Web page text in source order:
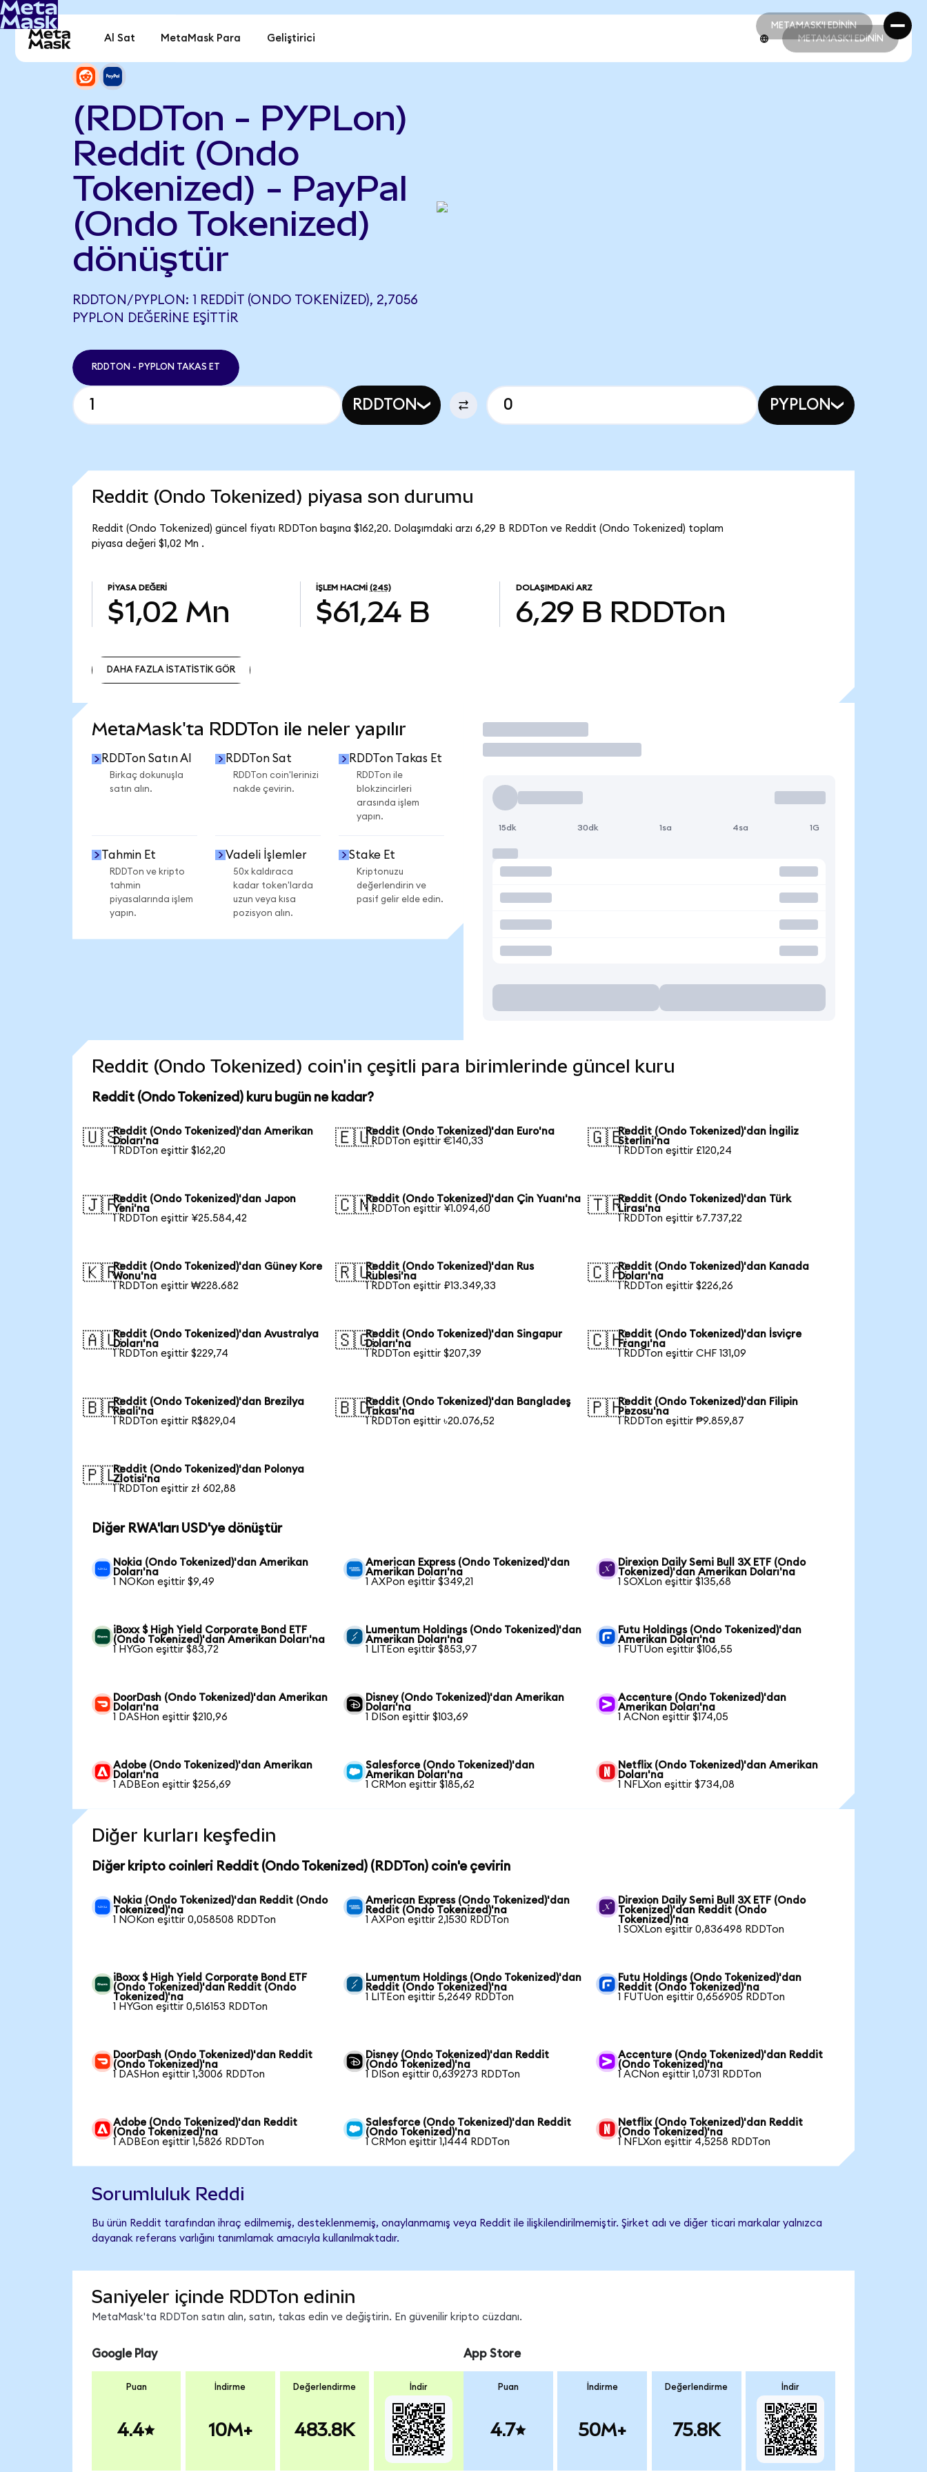
METAMASK'I EDİNİN
METAMASK'I EDİNİN
Al Sat MetaMask Para Geliştirici METAMASK'I EDİNİN
(RDDTon - PYPLon)
Reddit (Ondo
Tokenized) - PayPal
(Ondo Tokenized)
dönüştür
RDDTON/PYPLON: 1 REDDIT (ONDO TOKENIZED), 2,7056
PYPLON DEĞERINE EŞITTIR
RDDTON - PYPLON TAKAS ET
RDDTON PYPLON
Reddit (Ondo Tokenized) piyasa son durumu
Reddit (Ondo Tokenized) güncel fiyatı RDDTon başına $162,20. Dolaşımdaki arzı 6,29 B RDDTon ve Reddit (Ondo Tokenized) toplam
piyasa değeri $1,02 Mn .
PIYASA DEĞERI
$1,02 Mn
İŞLEM HACMI (24S)
$61,24 B
DOLAŞIMDAKI ARZ
6,29 B RDDTon
DAHA FAZLA İSTATİSTİK GÖR
MetaMask'ta RDDTon ile neler yapılır
RDDTon Satın Al
Birkaç dokunuşla
satın alın.
RDDTon Sat
RDDTon coin'lerinizi
nakde çevirin.
RDDTon Takas Et
RDDTon ile
blokzincirleri
arasında işlem
yapın.
Tahmin Et
RDDTon ve kripto
tahmin
piyasalarında işlem
yapın.
Vadeli İşlemler
50x kaldıraca
kadar token'larda
uzun veya kısa
pozisyon alın.
Stake Et
Kriptonuzu
değerlendirin ve
pasif gelir elde edin.
İşlem Yap
15dk 30dk 1sa 4sa 1G
Reddit (Ondo Tokenized) coin'in çeşitli para birimlerinde güncel kuru
Reddit (Ondo Tokenized) kuru bugün ne kadar?
🇺🇸Reddit (Ondo Tokenized)'dan Amerikan
Doları'na
1 RDDTon eşittir $162,20
🇪🇺Reddit (Ondo Tokenized)'dan Euro'na
1 RDDTon eşittir €140,33
🇬🇧Reddit (Ondo Tokenized)'dan İngiliz
Sterlini'na
1 RDDTon eşittir £120,24
🇯🇵Reddit (Ondo Tokenized)'dan Japon
Yeni'na
1 RDDTon eşittir ¥25.584,42
🇨🇳Reddit (Ondo Tokenized)'dan Çin Yuanı'na
1 RDDTon eşittir ¥1.094,60
🇹🇷Reddit (Ondo Tokenized)'dan Türk
Lirası'na
1 RDDTon eşittir ₺7.737,22
🇰🇷Reddit (Ondo Tokenized)'dan Güney Kore
Wonu'na
1 RDDTon eşittir ₩228.682
🇷🇺Reddit (Ondo Tokenized)'dan Rus
Rublesi'na
1 RDDTon eşittir ₽13.349,33
🇨🇦Reddit (Ondo Tokenized)'dan Kanada
Doları'na
1 RDDTon eşittir $226,26
🇦🇺Reddit (Ondo Tokenized)'dan Avustralya
Doları'na
1 RDDTon eşittir $229,74
🇸🇬Reddit (Ondo Tokenized)'dan Singapur
Doları'na
1 RDDTon eşittir $207,39
🇨🇭Reddit (Ondo Tokenized)'dan İsviçre
Frangı'na
1 RDDTon eşittir CHF 131,09
🇧🇷Reddit (Ondo Tokenized)'dan Brezilya
Reali'na
1 RDDTon eşittir R$829,04
🇧🇩Reddit (Ondo Tokenized)'dan Bangladeş
Takası'na
1 RDDTon eşittir ৳20.076,52
🇵🇭Reddit (Ondo Tokenized)'dan Filipin
Pezosu'na
1 RDDTon eşittir ₱9.859,87
🇵🇱Reddit (Ondo Tokenized)'dan Polonya
Zlotisi'na
1 RDDTon eşittir zł 602,88
Diğer RWA'ları USD'ye dönüştür
Nokia (Ondo Tokenized)'dan Amerikan
Doları'na
1 NOKon eşittir $9,49
American Express (Ondo Tokenized)'dan
Amerikan Doları'na
1 AXPon eşittir $349,21
Direxion Daily Semi Bull 3X ETF (Ondo
Tokenized)'dan Amerikan Doları'na
1 SOXLon eşittir $135,68
iBoxx $ High Yield Corporate Bond ETF
(Ondo Tokenized)'dan Amerikan Doları'na
1 HYGon eşittir $83,72
Lumentum Holdings (Ondo Tokenized)'dan
Amerikan Doları'na
1 LITEon eşittir $853,97
Futu Holdings (Ondo Tokenized)'dan
Amerikan Doları'na
1 FUTUon eşittir $106,55
DoorDash (Ondo Tokenized)'dan Amerikan
Doları'na
1 DASHon eşittir $210,96
Disney (Ondo Tokenized)'dan Amerikan
Doları'na
1 DISon eşittir $103,69
Accenture (Ondo Tokenized)'dan
Amerikan Doları'na
1 ACNon eşittir $174,05
Adobe (Ondo Tokenized)'dan Amerikan
Doları'na
1 ADBEon eşittir $256,69
Salesforce (Ondo Tokenized)'dan
Amerikan Doları'na
1 CRMon eşittir $185,62
Netflix (Ondo Tokenized)'dan Amerikan
Doları'na
1 NFLXon eşittir $734,08
Diğer kurları keşfedin
Diğer kripto coinleri Reddit (Ondo Tokenized) (RDDTon) coin'e çevirin
Nokia (Ondo Tokenized)'dan Reddit (Ondo
Tokenized)'na
1 NOKon eşittir 0,058508 RDDTon
American Express (Ondo Tokenized)'dan
Reddit (Ondo Tokenized)'na
1 AXPon eşittir 2,1530 RDDTon
Direxion Daily Semi Bull 3X ETF (Ondo
Tokenized)'dan Reddit (Ondo
Tokenized)'na
1 SOXLon eşittir 0,836498 RDDTon
iBoxx $ High Yield Corporate Bond ETF
(Ondo Tokenized)'dan Reddit (Ondo
Tokenized)'na
1 HYGon eşittir 0,516153 RDDTon
Lumentum Holdings (Ondo Tokenized)'dan
Reddit (Ondo Tokenized)'na
1 LITEon eşittir 5,2649 RDDTon
Futu Holdings (Ondo Tokenized)'dan
Reddit (Ondo Tokenized)'na
1 FUTUon eşittir 0,656905 RDDTon
DoorDash (Ondo Tokenized)'dan Reddit
(Ondo Tokenized)'na
1 DASHon eşittir 1,3006 RDDTon
Disney (Ondo Tokenized)'dan Reddit
(Ondo Tokenized)'na
1 DISon eşittir 0,639273 RDDTon
Accenture (Ondo Tokenized)'dan Reddit
(Ondo Tokenized)'na
1 ACNon eşittir 1,0731 RDDTon
Adobe (Ondo Tokenized)'dan Reddit
(Ondo Tokenized)'na
1 ADBEon eşittir 1,5826 RDDTon
Salesforce (Ondo Tokenized)'dan Reddit
(Ondo Tokenized)'na
1 CRMon eşittir 1,1444 RDDTon
Netflix (Ondo Tokenized)'dan Reddit
(Ondo Tokenized)'na
1 NFLXon eşittir 4,5258 RDDTon
Sorumluluk Reddi
Bu ürün Reddit tarafından ihraç edilmemiş, desteklenmemiş, onaylanmamış veya Reddit ile ilişkilendirilmemiştir. Şirket adı ve diğer ticari markalar yalnızca
dayanak referans varlığını tanımlamak amacıyla kullanılmaktadır.
Saniyeler içinde RDDTon edinin
MetaMask'ta RDDTon satın alın, satın, takas edin ve değiştirin. En güvenilir kripto cüzdanı.
Google Play
Puan
4.4
İndirme
10M+
Değerlendirme
483.8K
İndir
App Store
Puan
4.7
İndirme
50M+
Değerlendirme
75.8K
İndir